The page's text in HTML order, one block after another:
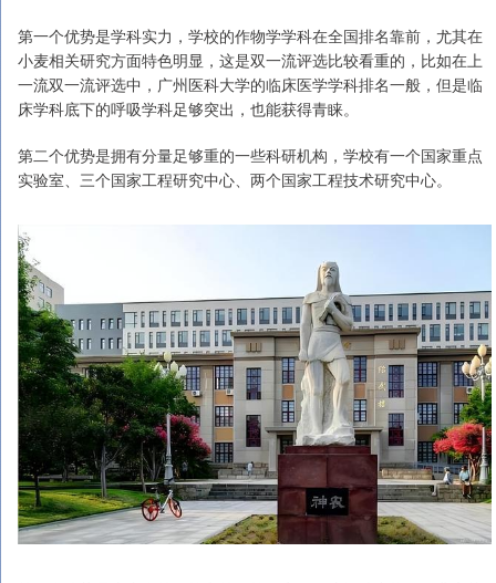
第一个优势是学科实力，学校的作物学学科在全国排名靠前，尤其在
小麦相关研究方面特色明显，这是双一流评选比较看重的，比如在上
一流双一流评选中，广州医科大学的临床医学学科排名一般，但是临
床学科底下的呼吸学科足够突出，也能获得青睐。
第二个优势是拥有分量足够重的一些科研机构，学校有一个国家重点
实验室、三个国家工程研究中心、两个国家工程技术研究中心。